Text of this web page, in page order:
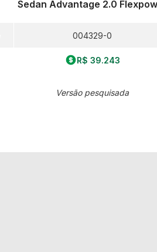
Sedan Advantage 2.0
004329-0
R$ 39.243
Versão pesquisada